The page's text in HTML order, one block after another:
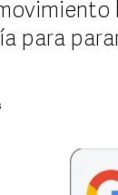
para